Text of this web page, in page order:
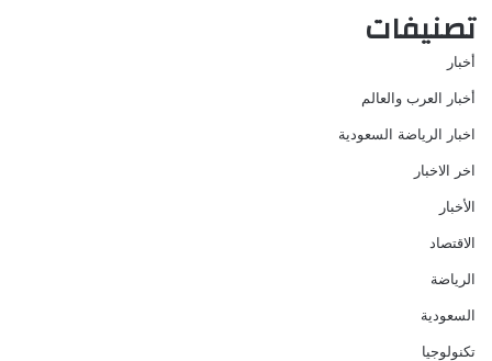
تصنيفات
أخبار
أخبار العرب والعالم
اخبار الرياضة السعودية
اخر الاخبار
الأخبار
الاقتصاد
الرياضة
السعودية
تكنولوجيا